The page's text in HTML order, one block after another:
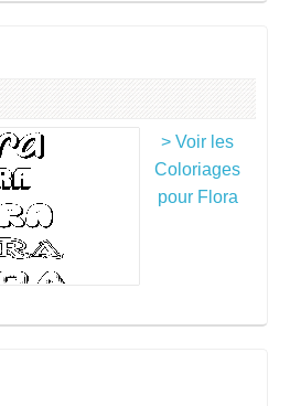
> Voir les
Coloriages
pour Flora